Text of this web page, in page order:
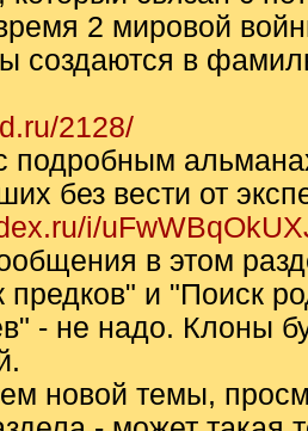
2 мировой
создаются в
2128/
подробным
без вести от
i/
в этом
и "Поиск
- не надо. Клоны
новой темы,